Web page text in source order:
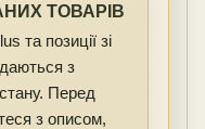
ТОВАРІВ
та позиції зі
з
Перед
з описом,